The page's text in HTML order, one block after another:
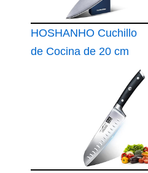
HOSHANHO Cuchillo
de Cocina de 20 cm